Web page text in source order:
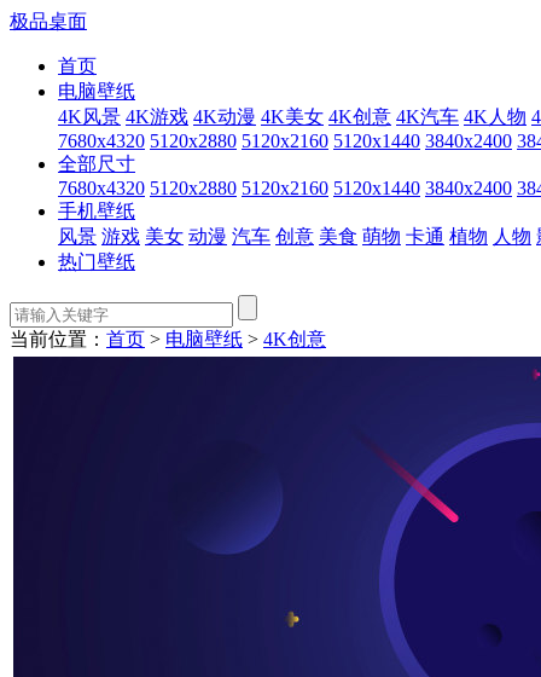
极品桌面
首页
电脑壁纸
4K风景 4K游戏 4K动漫 4K美女 4K创意 4K汽车 4K人物
7680x4320 5120x2880 5120x2160 5120x1440 3840x2400
全部尺寸
7680x4320 5120x2880 5120x2160 5120x1440 3840x2400
手机壁纸
风景 游戏 美女 动漫 汽车 创意 美食 萌物 卡通 植物 人物
热门壁纸
当前位置： 首页 > 电脑壁纸 > 4K创意